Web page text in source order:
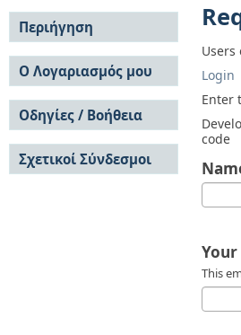
Login
Enter
code
This
Περιήγηση
Σε όλο το DSpace
Κοινότητες & Συλλογές
Ανά Ημερομηνία
Έκδοσης
Συγγραφείς
Τίτλοι
Θέματα
Ο Λογαριασμός μου
Σύνδεση
Εγγραφή
Οδηγίες / Βοήθεια
Οδηγίες Υποβολής
Οδηγίες Χρήσης ΙΑ
Συχνές Ερωτήσεις
Σχετικοί Σύνδεσμοι